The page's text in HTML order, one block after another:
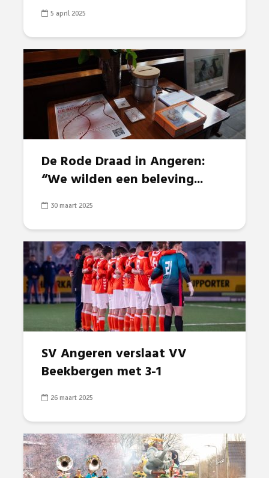
5 april 2025
De Rode Draad in Angeren:
“We wilden een beleving...
30 maart 2025
SV Angeren verslaat VV
Beekbergen met 3-1
26 maart 2025